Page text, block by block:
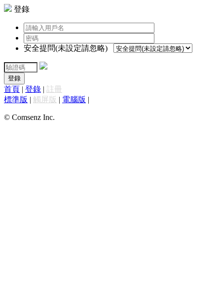
登錄
安全提問(未設定請忽略)
登錄
首頁 | 登錄 | 註冊
標準版 | 觸屏版 | 電腦版 |
© Comsenz Inc.